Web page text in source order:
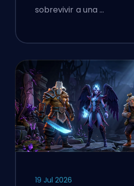
sobrevivir a una …
19 Jul 2026